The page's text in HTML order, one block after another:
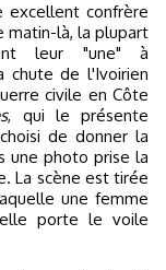
excellent confrère
matin-là, la plupart
leur "une" à
chute de l'Ivoirien
civile en Côte
, qui le présente
de donner la
une photo prise la
La scène est tirée
une femme
porte le voile